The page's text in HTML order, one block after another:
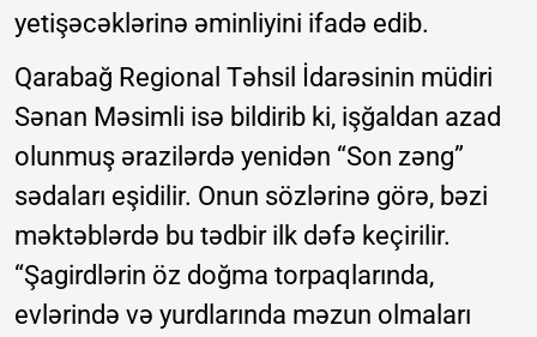
yetişəcəklərinə əminliyini ifadə edib.
Qarabağ Regional Təhsil İdarəsinin müdiri
Sənan Məsimli isə bildirib ki, işğaldan azad
olunmuş ərazilərdə yenidən “Son zəng”
sədaları eşidilir. Onun sözlərinə görə, bəzi
məktəblərdə bu tədbir ilk dəfə keçirilir.
“Şagirdlərin öz doğma torpaqlarında,
evlərində və yurdlarında məzun olmaları